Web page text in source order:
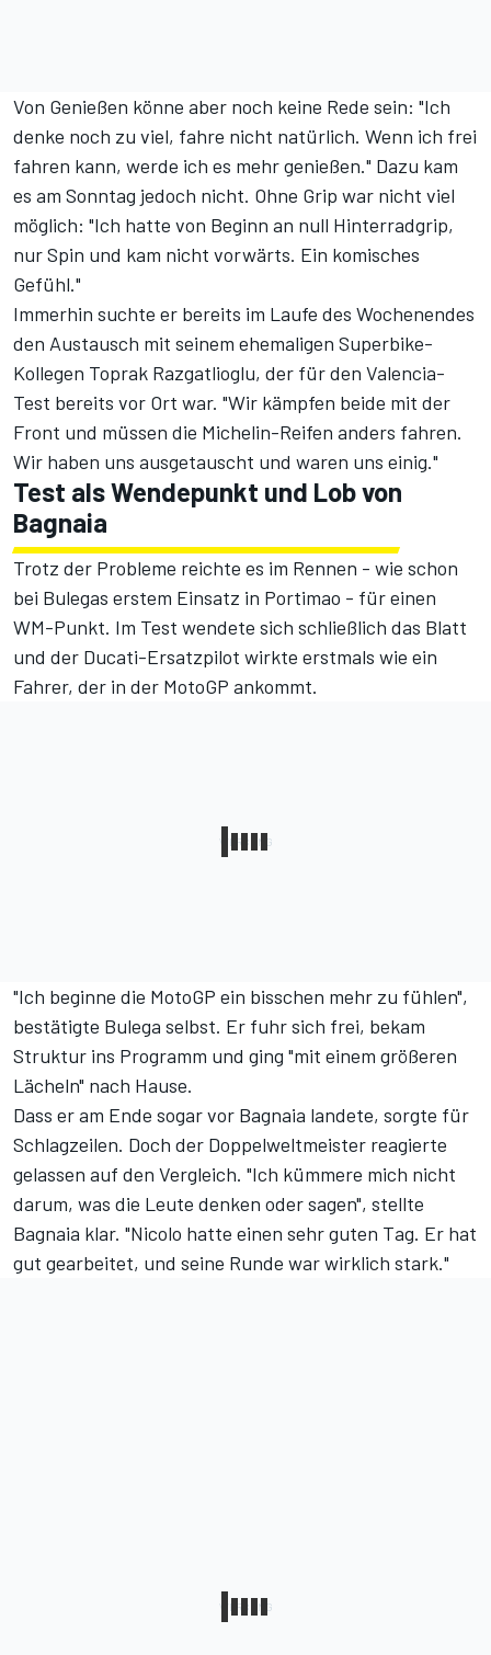
Von Genießen könne aber noch keine Rede sein: "Ich
denke noch zu viel, fahre nicht natürlich. Wenn ich frei
fahren kann, werde ich es mehr genießen." Dazu kam
es am Sonntag jedoch nicht. Ohne Grip war nicht viel
möglich: "Ich hatte von Beginn an null Hinterradgrip,
nur Spin und kam nicht vorwärts. Ein komisches
Gefühl."
Immerhin suchte er bereits im Laufe des Wochenendes
den Austausch mit seinem ehemaligen Superbike-
Kollegen Toprak Razgatlioglu, der für den Valencia-
Test bereits vor Ort war. "Wir kämpfen beide mit der
Front und müssen die Michelin-Reifen anders fahren.
Wir haben uns ausgetauscht und waren uns einig."
Test als Wendepunkt und Lob von
Bagnaia
Trotz der Probleme reichte es im Rennen - wie schon
bei Bulegas erstem Einsatz in Portimao - für einen
WM-Punkt. Im Test wendete sich schließlich das Blatt
und der Ducati-Ersatzpilot wirkte erstmals wie ein
Fahrer, der in der MotoGP ankommt.
"Ich beginne die MotoGP ein bisschen mehr zu fühlen",
bestätigte Bulega selbst. Er fuhr sich frei, bekam
Struktur ins Programm und ging "mit einem größeren
Lächeln" nach Hause.
Dass er am Ende sogar vor Bagnaia landete, sorgte für
Schlagzeilen. Doch der Doppelweltmeister reagierte
gelassen auf den Vergleich. "Ich kümmere mich nicht
darum, was die Leute denken oder sagen", stellte
Bagnaia klar. "Nicolo hatte einen sehr guten Tag. Er hat
gut gearbeitet, und seine Runde war wirklich stark."